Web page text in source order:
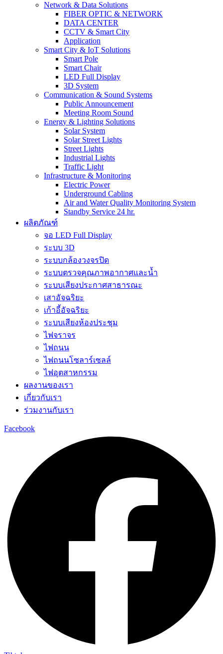
Network & Data Solutions
FIBER OPTIC & NETWORK​
DATA CENTER
CCTV & Smart City
Application
Smart City & IoT Solutions
Smart Pole
Smart Chair
LED Full Display
3D System
Communication & Sound Systems
Public Announcement
Meeting Room Sound
Energy & Lighting Solutions
Solar System
Solar Street Lights
Street Lights
Industrial Lights
Traffic Light
Infrastructure & Monitoring
Electric Power
Underground Cabling
Air and Water Quality Monitoring System
Standby Service 24 hr.
ผลิตภัณฑ์
จอ LED Full Display
ระบบ 3D
ระบบกล้องวงจรปิด
ระบบตรวจคุณภาพอากาศและน้ำ
ระบบเสียงประกาศสาธารณะ
เสาอัจฉริยะ
เก้าอี้อัจฉริยะ
ระบบเสียงห้องประชุม
ไฟจราจร
ไฟถนน
ไฟถนนโซลาร์เซลล์
ไฟอุตสาหกรรม
ผลงานของเรา
เกี่ยวกับเรา
ร่วมงานกับเรา
Facebook